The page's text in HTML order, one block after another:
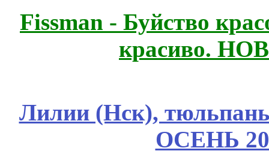
Fissmаn - Буйство
красиво.
Лилии (Нск),
ОСЕНЬ